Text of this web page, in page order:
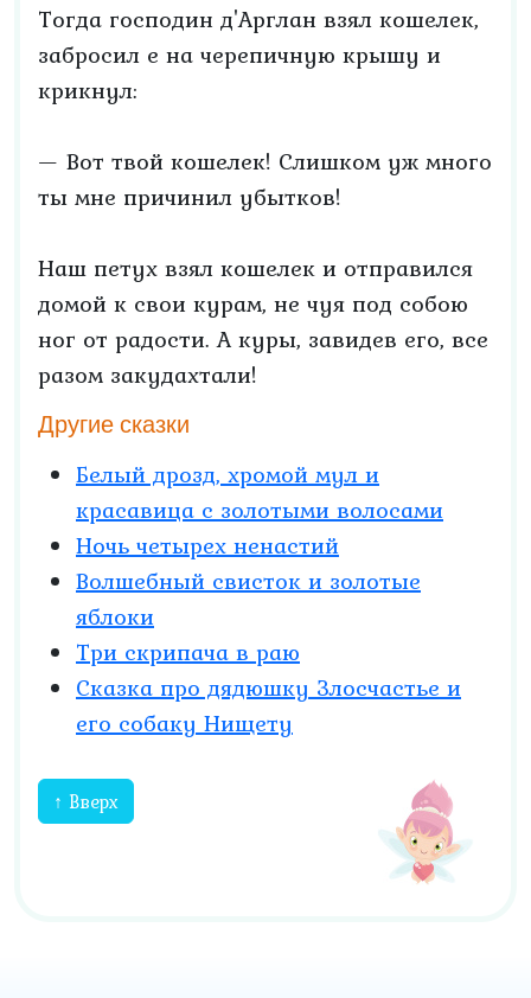
Тогда господин д'Арглан взял кошелек,
забросил е на черепичную крышу и
крикнул:
— Вот твой кошелек! Слишком уж много
ты мне причинил убытков!
Наш петух взял кошелек и отправился
домой к свои курам, не чуя под собою
ног от радости. А куры, завидев его, все
разом закудахтали!
Другие сказки
Белый дрозд, хромой мул и
красавица с золотыми волосами
Ночь четырех ненастий
Волшебный свисток и золотые
яблоки
Три скрипача в раю
Сказка про дядюшку Злосчастье и
его собаку Нищету
↑ Вверх